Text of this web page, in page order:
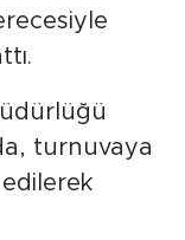
turnuvaya